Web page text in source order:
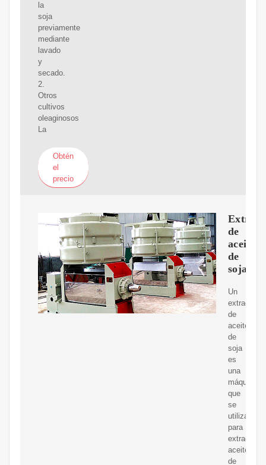
la
soja
previamente
mediante
lavado
y
secado.
2.
Otros
cultivos
oleaginosos
La
Obtén
el
precio
de
aceite
de
soja
Un
extractor
de
aceite
de
soja
es
una
máquina
que
se
utiliza
para
extraer
aceite
de